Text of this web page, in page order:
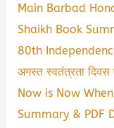
Main Barbad
Shaikh Book
80th
अगस्त स्वतंत्रता दिवस
Now is Now
Summary & PDF